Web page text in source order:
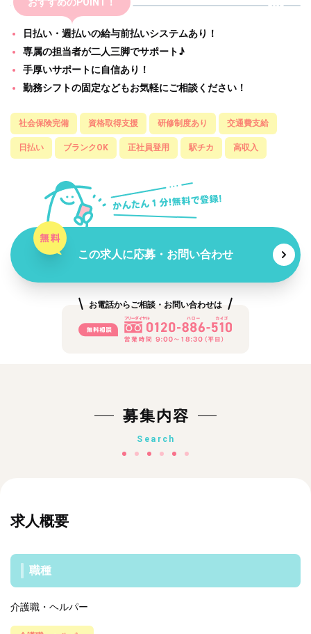
日払い・週払いの給与前払いシステムあり！
専属の担当者が二人三脚でサポート♪
手厚いサポートに自信あり！
勤務シフトの固定などもお気軽にご相談ください！
社会保険完備 資格取得支援 研修制度あり 交通費支給
日払い ブランクOK 正社員登用 駅チカ 高収入
この求人に応募・お問い合わせ
お電話からご相談・お問い合わせは
募集内容
Search
求人概要
職種
介護職・ヘルパー